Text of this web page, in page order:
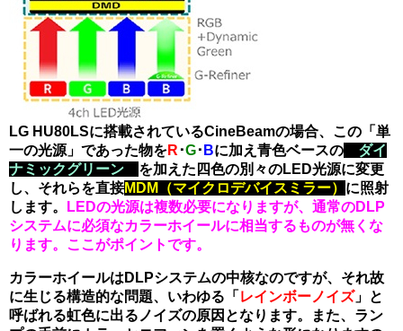
LG HU80LSに搭載されているCineBeamの場合、この「単
一の光源」であった物をR ･G･ Bに加え青色ベースの
ダイ
ナミックグリーン
を加えた四色の別々のLED光源に変更
し、それらを直接MDM（マイクロデバイスミラー） に照射
します。
LEDの光源は複数必要になりますが、通常のDLP
システムに必須なカラーホイールに相当するものが無くな
ります。 ここがポイントです。
カラーホイールはDLPシステムの中核なのですが、それ故
に生じる構造的な問題、いわゆる「 レインボーノイズ」と
呼ばれる虹色に出るノイズの原因となります。
また、ラン